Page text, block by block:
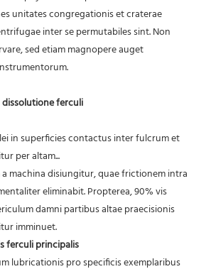
unitates congregationis et craterae
inter se permutabiles sint. Non
sed etiam magnopere auget
ferculi
in superficies contactus inter fulcrum et
per altam...
machina disiungitur, quae frictionem intra
eliminabit. Propterea, 90% vis
damni partibus altae praecisionis
imminuet.
ferculi principalis
lubricationis pro specificis exemplaribus